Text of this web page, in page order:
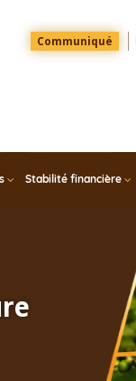
Menu
Top
Communiqué
Stabilité financière